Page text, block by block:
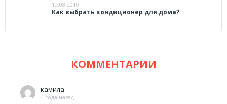
12.08.2019
Как выбрать кондиционер для дома?
КОММЕНТАРИИ
камила
4 года назад